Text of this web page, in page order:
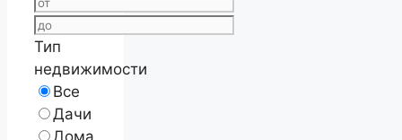
Тип
недвижимости
Все
Дачи
Дома